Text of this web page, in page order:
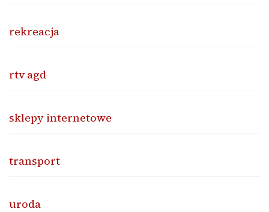
rekreacja
rtv agd
sklepy internetowe
transport
uroda